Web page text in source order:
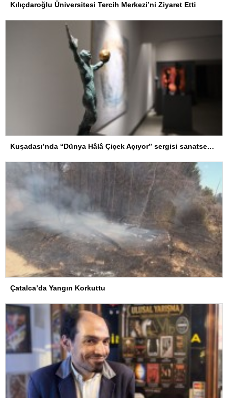
Kılıçdaroğlu Üniversitesi Tercih Merkezi’ni Ziyaret Etti
Kuşadası’nda “Dünya Hâlâ Çiçek Açıyor” sergisi sanatseverlerle buluşuyor
Çatalca’da Yangın Korkuttu